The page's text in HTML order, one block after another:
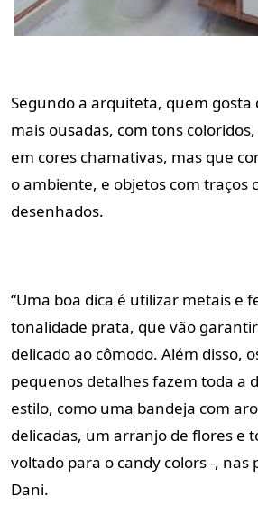
Segundo a arquiteta, quem gosta
mais ousadas, com tons
em cores chamativas, mas que
o ambiente, e objetos com traços
desenhados.
“Uma boa dica é utilizar metais e
tonalidade prata, que vão
delicado ao cômodo. Além disso,
pequenos detalhes fazem toda a
estilo, como uma bandeja com
delicadas, um arranjo de flores e
voltado para o candy colors -, nas
Dani.